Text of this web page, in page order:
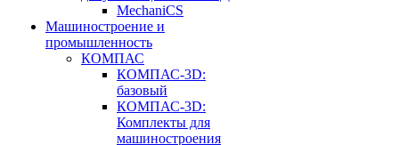
MechaniCS
Машиностроение и
промышленность
КОМПАС
КОМПАС-3D:
базовый
КОМПАС-3D:
Комплекты для
машиностроения